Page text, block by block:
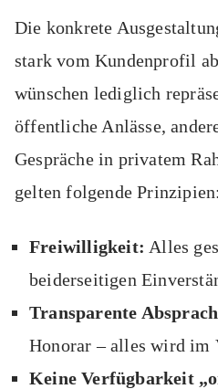
Die konkrete
stark vom Kundenprofil
wünschen lediglich
öffentliche Anlässe,
Gespräche in privatem
gelten folgende Prinzipien:
Freiwilligkeit: Alles
beiderseitigen
Transparente
Honorar – alles wird im
Keine Verfügbarkeit